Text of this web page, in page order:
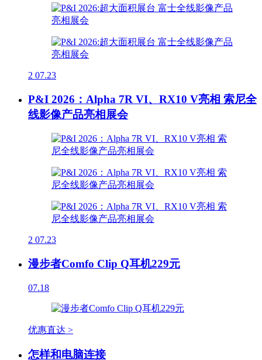
2 07.23
P&I 2026：Alpha 7R VI、RX10 V亮相 索尼全
线影像产品亮相展会
2 07.23
漫步者Comfo Clip Q耳机229元
07.18
优惠直达 >
怎样和电脑连接